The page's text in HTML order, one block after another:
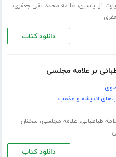
آل یاسین، علامه محمد تقی جعفری،
دانلود کتاب
بر علامه مجلسی
اندیشه و مذهب
طباطبائی، علامه مجلسی، سخنان
دانلود کتاب